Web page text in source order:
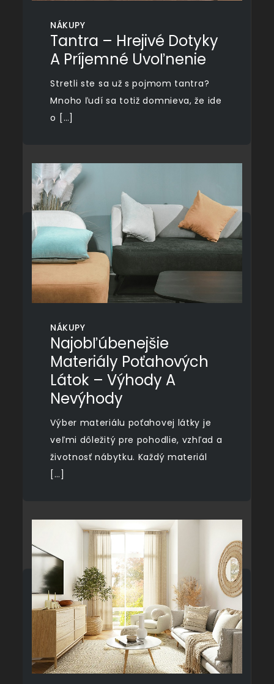
NÁKUPY
Tantra – Hrejivé Dotyky
A Príjemné Uvoľnenie
Stretli ste sa už s pojmom tantra?
Mnoho ľudí sa totiž domnieva, že ide
o […]
NÁKUPY
Najobľúbenejšie
Materiály Poťahových
Látok – Výhody A
Nevýhody
Výber materiálu poťahovej látky je
veľmi dôležitý pre pohodlie, vzhľad a
životnosť nábytku. Každý materiál
[…]